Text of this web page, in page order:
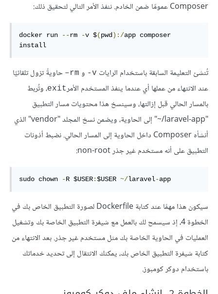
Composer عمومًا ضمن الخادم. ننفذ الأمر التالي لتحقيق ذلك:
docker run --rm -v $(pwd):/app composer
install
تُنشئ التعليمة السابقة باستخدام الرايات v- و rm–
حاويةً تزول تلقائيًا
عند الانتهاء من عملها أي عندما ينفذ المستخدم الأمرexit، وتُربط
بالمسار الحالي قبل إزالتها، وسينسخ هذا محتويات مسار التطبيق
"laravel-app/~" إلى الحاوية، ويضمن نسخ المجلد "vendor" الذي
أنشأه Composer داخل الحاوية إلى المسار الحالي. نضبط أذونات
التطبيق على أنه مستخدم غير جذر non-root:
sudo chown -R $USER:$USER ~/laravel-app
سيكون هذا مهمًا عند كتابة Dockerfile لصورة التطبيق الخاص بك في
الخطوة 4، إذ سيسمح لك بالعمل مع شيفرة التطبيق الخاصة بك وتشغيل
العمليات في الحاوية الخاصة بك مثل مستخدم غير جذر. بعد الانتهاء من
كتابة شيفرة التطبيق الخاص بك، يمكنك الانتقال إلى تحديد خدماتك
باستخدام دوكر كومبوز.